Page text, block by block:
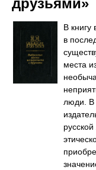
друзьями»
В книгу
в
места
люди. В